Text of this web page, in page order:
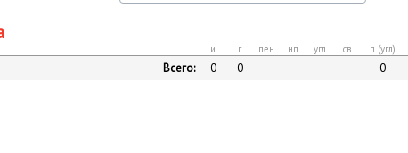
и г пен нп угл св п (угл)
Всего: 0 0 – – – – 0